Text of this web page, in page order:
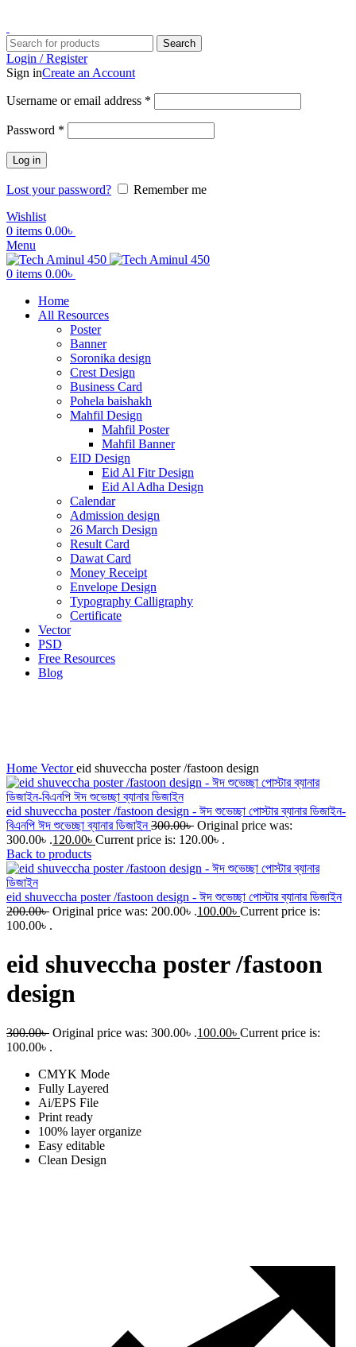
Search
Login / Register
Sign inCreate an Account
Username or email address *
Password *
Log in
Lost your password?
Remember me
Wishlist
0 items 0.00৳
Menu
0 items 0.00৳
Home
All Resources
Poster
Banner
Soronika design
Crest Design
Business Card
Pohela baishakh
Mahfil Design
Mahfil Poster
Mahfil Banner
EID Design
Eid Al Fitr Design
Eid Al Adha Design
Calendar
Admission design
26 March Design
Result Card
Dawat Card
Money Receipt
Envelope Design
Typography Calligraphy
Certificate
Vector
PSD
Free Resources
Blog
Home Vectoreid shuveccha poster /fastoon design
eid shuveccha poster /fastoon design - ঈদ শুভেচ্ছা পোস্টার ব্যানার ডিজাইন-
বিএনপি ঈদ শুভেচ্ছা ব্যানার ডিজাইন300.00৳ Original price was:
300.00৳ .120.00৳ Current price is: 120.00৳ .
Back to products
eid shuveccha poster /fastoon design - ঈদ শুভেচ্ছা পোস্টার ব্যানার ডিজাইন
200.00৳ Original price was: 200.00৳ .100.00৳ Current price is:
100.00৳ .
eid shuveccha poster /fastoon
design
300.00৳ Original price was: 300.00৳ .100.00৳ Current price is:
100.00৳ .
CMYK Mode
Fully Layered
Ai/EPS File
Print ready
100% layer organize
Easy editable
Clean Design